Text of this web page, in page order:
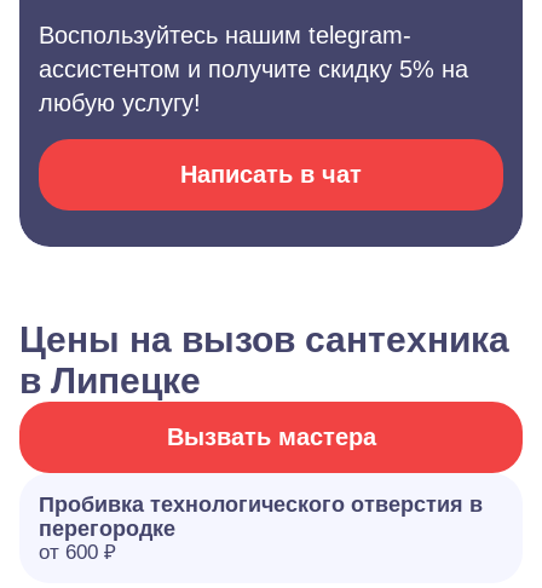
Воспользуйтесь нашим telegram-
ассистентом и получите скидку 5% на
любую услугу!
Написать в чат
Цены на вызов сантехника
в Липецке
Вызвать мастера
Пробивка технологического отверстия в
перегородке
от 600 ₽